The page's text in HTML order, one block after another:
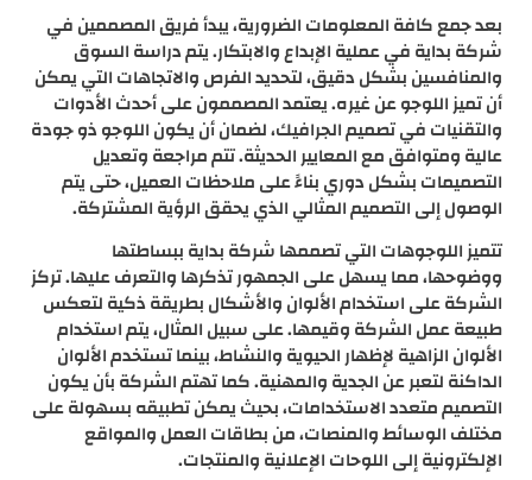
بعد جمع كافة المعلومات الضرورية، يبدأ فريق المصممين في
شركة بداية في عملية الإبداع والابتكار. يتم دراسة السوق
والمنافسين بشكل دقيق، لتحديد الفرص والاتجاهات التي يمكن
أن تميز اللوجو عن غيره. يعتمد المصممون على أحدث الأدوات
والتقنيات في تصميم الجرافيك، لضمان أن يكون اللوجو ذو جودة
عالية ومتوافق مع المعايير الحديثة. تتم مراجعة وتعديل
التصميمات بشكل دوري بناءً على ملاحظات العميل، حتى يتم
الوصول إلى التصميم المثالي الذي يحقق الرؤية المشتركة.
تتميز اللوجوهات التي تصممها شركة بداية ببساطتها
ووضوحها، مما يسهل على الجمهور تذكرها والتعرف عليها. تركز
الشركة على استخدام الألوان والأشكال بطريقة ذكية لتعكس
طبيعة عمل الشركة وقيمها. على سبيل المثال، يتم استخدام
الألوان الزاهية لإظهار الحيوية والنشاط، بينما تستخدم الألوان
الداكنة لتعبر عن الجدية والمهنية. كما تهتم الشركة بأن يكون
التصميم متعدد الاستخدامات، بحيث يمكن تطبيقه بسهولة على
مختلف الوسائط والمنصات، من بطاقات العمل والمواقع
الإلكترونية إلى اللوحات الإعلانية والمنتجات.